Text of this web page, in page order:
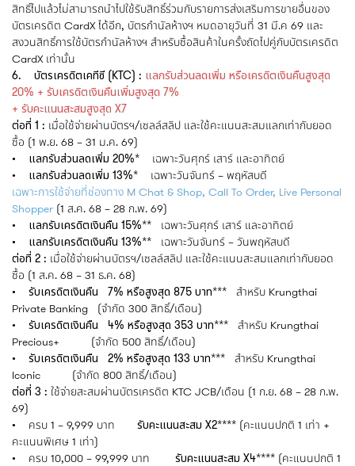
สิทธิ์ไปแล้วไม่สามารถนำไปใช้รับสิทธิ์ร่วมกับรายการส่งเสริมการขายอื่นของ
บัตรเครดิต CardX ได้อีก, บัตรกำนัลห้างฯ หมดอายุวันที่ 31 มี.ค 69 และ
สงวนสิทธิ์การใช้บัตรกำนัลห้างฯ สำหรับซื้อสินค้าในครั้งถัดไปคู่กับบัตรเครดิต
CardX เท่านั้น
6. บัตรเครดิตเคทีซี (KTC) : แลกรับส่วนลดเพิ่ม หรือเครดิตเงินคืนสูงสุด
20% + รับเครดิตเงินคืนเพิ่มสูงสุด 7%
+ รับคะแนนสะสมสูงสุด X7
ต่อที่ 1 : เมื่อใช้จ่ายผ่านบัตรฯ/เซลล์สลิป และใช้คะแนนสะสมแลกเท่ากับยอด
ซื้อ (1 พ.ย. 68 – 31 ม.ค. 69)
• แลกรับส่วนลดเพิ่ม 20%*
เฉพาะวันศุกร์ เสาร์ และอาทิตย์
• แลกรับส่วนลดเพิ่ม 13%*
เฉพาะวันจันทร์ – พฤหัสบดี
เฉพาะการใช้จ่ายที่ช่องทาง M Chat & Shop, Call To Order, Live Personal
Shopper (1 ส.ค. 68 – 28 ก.พ. 69)
• แลกรับเครดิตเงินคืน 15%** เฉพาะวันศุกร์ เสาร์ และอาทิตย์
• แลกรับเครดิตเงินคืน 13%** เฉพาะวันจันทร์ – วันพฤหัสบดี
ต่อที่ 2 : เมื่อใช้จ่ายผ่านบัตรฯ/เซลล์สลิป และใช้คะแนนสะสมแลกเท่ากับยอด
ซื้อ (1 ส.ค. 68 – 31 ธ.ค. 68)
• รับเครดิตเงินคืน 7% หรือสูงสุด 875 บาท***
สำหรับ Krungthai
Private Banking (จำกัด 300 สิทธิ์/เดือน)
• รับเครดิตเงินคืน 4% หรือสูงสุด 353 บาท***
สำหรับ Krungthai
Precious+ (จำกัด 500 สิทธิ์/เดือน)
• รับเครดิตเงินคืน 2% หรือสูงสุด 133 บาท*** สำหรับ Krungthai
Iconic (จำกัด 800 สิทธิ์/เดือน)
ต่อที่ 3 : ใช้จ่ายสะสมผ่านบัตรเครดิต KTC JCB/เดือน (1 ก.ย. 68 – 28 ก.พ.
69)
• ครบ 1 – 9,999 บาท รับคะแนนสะสม X2**** (คะแนนปกติ 1 เท่า +
คะแนนพิเศษ 1 เท่า)
• ครบ 10,000 – 99,999 บาท รับคะแนนสะสม X4**** (คะแนนปกติ 1